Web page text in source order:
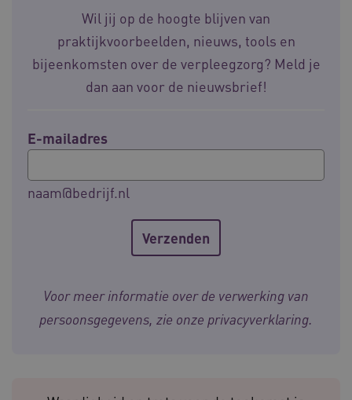
Wil jij op de hoogte blijven van
praktijkvoorbeelden, nieuws, tools en
bijeenkomsten over de verpleegzorg? Meld je
dan aan voor de nieuwsbrief!
E-mailadres
naam@bedrijf.nl
Voor meer informatie over de verwerking van
persoonsgegevens, zie onze privacyverklaring.
__Secure-ROLLOUT_TOKEN .youtube.com
ARRAffinity
Microsoft Corporation
CookieScriptConsent
CookieScript
AWSALBCORS
Amazon.com Inc.
Google Privacy Policy